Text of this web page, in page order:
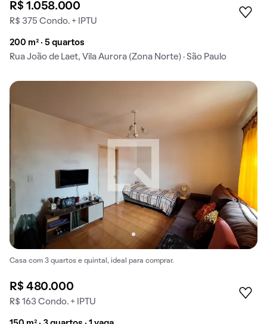
R$ 1.058.000
R$ 375 Condo. + IPTU
200 m² · 5 quartos
Rua João de Laet, Vila Aurora (Zona Norte) · São Paulo
Casa com 3 quartos e quintal, ideal para comprar.
R$ 480.000
R$ 163 Condo. + IPTU